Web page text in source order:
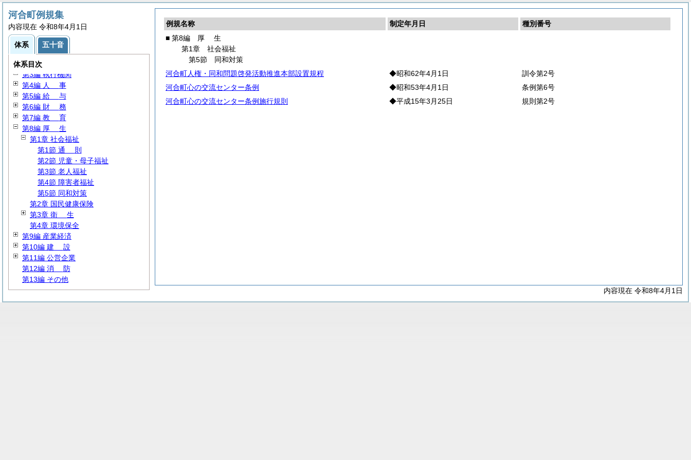
例規名称 制定年月日
種別番号
■ 第8編 厚 生
第1章 社会福祉
第5節 同和対策
河合町人権・同和問題啓発活動推進本部設置規程
◆昭和62年4月1日
訓令第2号
河合町心の交流センター条例
◆昭和53年4月1日
条例第6号
河合町心の交流センター条例施行規則
◆平成15年3月25日 規則第2号
内容現在 令和8年4月1日
河合町例規集
内容現在 令和8年4月1日
体系 五十音
体系目次
第1編総規
第2編
第3編 執行機関
第4編 人 事
第5編 給 与
第6編 財 務
第7編 教 育
第8編 厚 生
第1章 社会福祉
第1節 通 則
第2節 児童・母子福祉
第3節 老人福祉
第4節 障害者福祉
第5節 同和対策
第2章 国民健康保険
第3章 衛 生
第4章 環境保全
第9編 産業経済
第10編 建 設
第11編 公営企業
第12編 消 防
第13編 その他